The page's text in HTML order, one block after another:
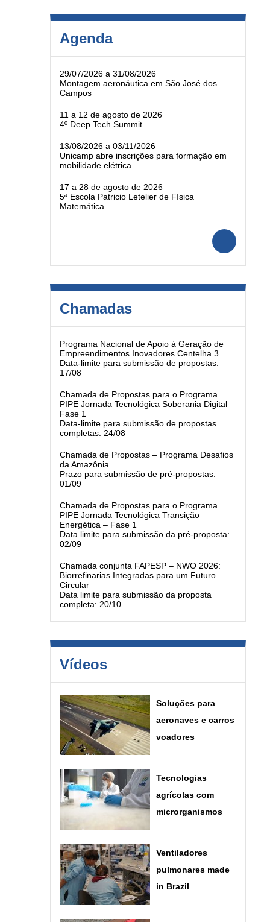
Agenda
29/07/2026 a 31/08/2026
Montagem aeronáutica em São José dos
Campos
11 a 12 de agosto de 2026
4º Deep Tech Summit
13/08/2026 a 03/11/2026
Unicamp abre inscrições para formação em
mobilidade elétrica
17 a 28 de agosto de 2026
5ª Escola Patricio Letelier de Física
Matemática
Chamadas
Programa Nacional de Apoio à Geração de
Empreendimentos Inovadores Centelha 3
Data-limite para submissão de propostas:
17/08
Chamada de Propostas para o Programa
PIPE Jornada Tecnológica Soberania Digital –
Fase 1
Data-limite para submissão de propostas
completas: 24/08
Chamada de Propostas – Programa Desafios
da Amazônia
Prazo para submissão de pré-propostas:
01/09
Chamada de Propostas para o Programa
PIPE Jornada Tecnológica Transição
Energética – Fase 1
Data limite para submissão da pré-proposta:
02/09
Chamada conjunta FAPESP – NWO 2026:
Biorrefinarias Integradas para um Futuro
Circular
Data limite para submissão da proposta
completa: 20/10
Vídeos
Soluções para
aeronaves e carros
voadores
Tecnologias
agrícolas com
microrganismos
Ventiladores
pulmonares made
in Brazil